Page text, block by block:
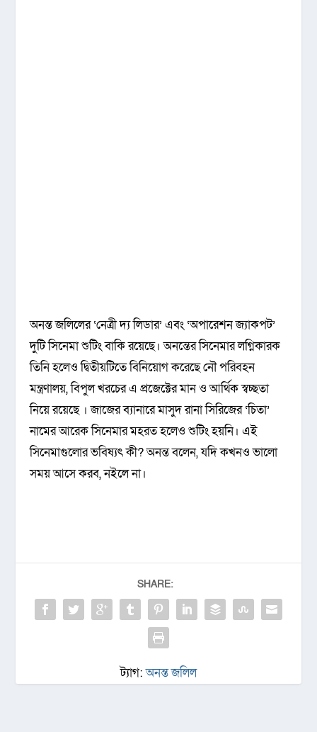
অনন্ত জলিলের ‘নেত্রী দ্য লিডার’ এবং ‘অপারেশন জ্যাকপট’
দুটি সিনেমা শুটিং বাকি রয়েছে। অনন্তের সিনেমার লগ্নিকারক
তিনি হলেও দ্বিতীয়টিতে বিনিয়োগ করেছে নৌ পরিবহন
মন্ত্রণালয়, বিপুল খরচের এ প্রজেক্টের মান ও আর্থিক স্বচ্ছতা
নিয়ে রয়েছে । জাজের ব্যানারে মাসুদ রানা সিরিজের ‘চিতা’
নামের আরেক সিনেমার মহরত হলেও শুটিং হয়নি। এই
সিনেমাগুলোর ভবিষ্যৎ কী? অনন্ত বলেন, যদি কখনও ভালো
সময় আসে করব, নইলে না।
SHARE:
ট্যাগ:অনন্ত জলিল